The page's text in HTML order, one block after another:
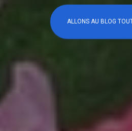
ALLONS AU BLOG